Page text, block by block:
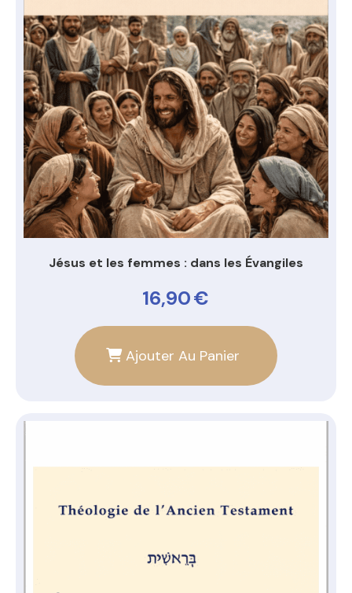
Jésus et les femmes : dans les Évangiles
16,90€
Ajouter Au Panier